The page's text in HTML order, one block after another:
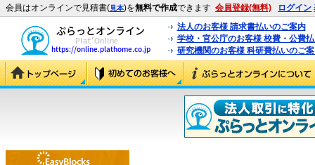
会員はオンラインで見積書(見本)を無料で作成できます 会員登録(無料) ログイン
法人のお客様 請求書払いのご案内
学校・官公庁のお客様 校費・公費
研究機関のお客様 科研費払いのご